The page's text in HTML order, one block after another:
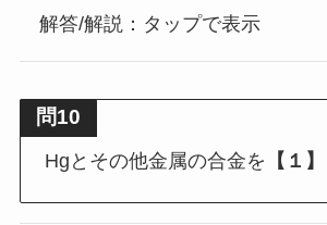
解答/解説：タップで表示
問10
Hgとその他金属の合金を 【１】